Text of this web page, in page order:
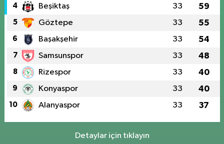
4 Beşiktaş 33 59
5 Göztepe 33 55
6 Başakşehir 33 54
7 Samsunspor 33 48
8 Rizespor 33 40
9 Konyaspor 33 40
10 Alanyaspor 33 37
Detaylar için tıklayın